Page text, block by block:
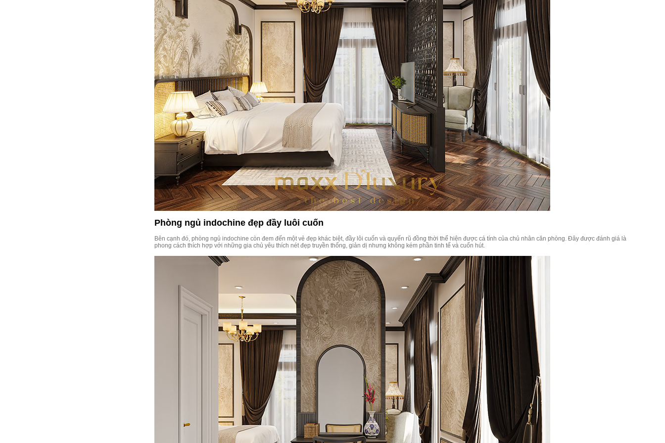
Phòng ngủ indochine đẹp đầy luôi cuốn
Bên cạnh đó, phòng ngủ indochine còn đem đến một vẻ đẹp khác biệt, đầy lôi cuốn và quyến rũ đồng thời thể hiện được cá tính của chủ nhân căn phòng. Đây được đánh giá là
phong cách thích hợp với những gia chủ yêu thích nét đẹp truyền thống, giản dị nhưng không kém phần tinh tế và cuốn hút.